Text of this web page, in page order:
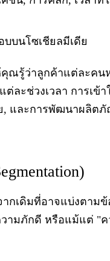
บบนโซเชียลมีเดีย
ณรู้ว่าลูกค้าแต่ละคน
ละช่วงเวลา การเข้า
ย, และการพัฒนาผลิต
กเดิมที่อาจแบ่งตาม
ามภักดี หรือแม้แต่ "ค